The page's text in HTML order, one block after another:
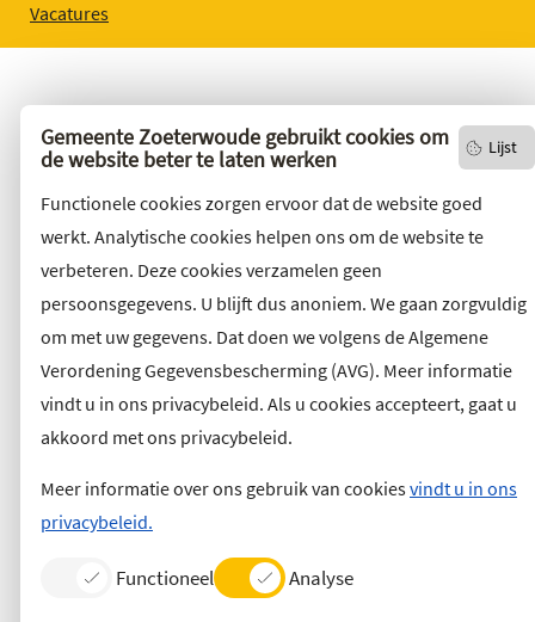
Lijst
Gemeente Zoeterwoude gebruikt cookies om
de website beter te laten werken
Functionele cookies zorgen ervoor dat de website goed
werkt. Analytische cookies helpen ons om de website te
verbeteren. Deze cookies verzamelen geen
persoonsgegevens. U blijft dus anoniem. We gaan zorgvuldig
om met uw gegevens. Dat doen we volgens de Algemene
Verordening Gegevensbescherming (AVG). Meer informatie
vindt u in ons privacybeleid. Als u cookies accepteert, gaat u
akkoord met ons privacybeleid.
Meer informatie over ons gebruik van cookiesvindt u in ons
privacybeleid.
Functioneel Analyse
Vacatures